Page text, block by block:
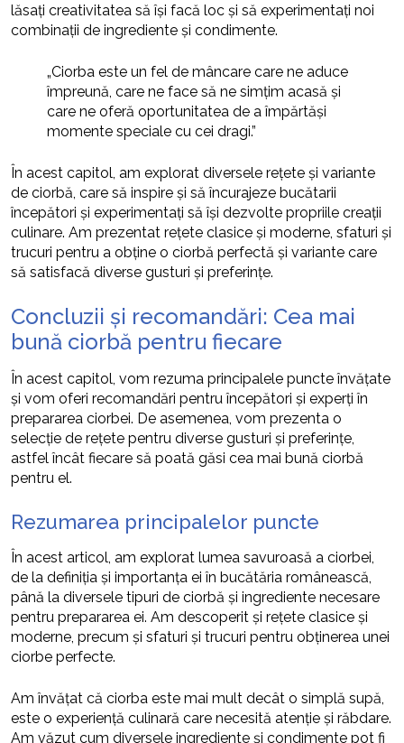
lăsați creativitatea să își facă loc și să experimentați noi
combinații de ingrediente și condimente.
„Ciorba este un fel de mâncare care ne aduce
împreună, care ne face să ne simțim acasă și
care ne oferă oportunitatea de a împărtăși
momente speciale cu cei dragi.”
În acest capitol, am explorat diversele rețete și variante
de ciorbă, care să inspire și să încurajeze bucătarii
începători și experimentați să își dezvolte propriile creații
culinare. Am prezentat rețete clasice și moderne, sfaturi și
trucuri pentru a obține o ciorbă perfectă și variante care
să satisfacă diverse gusturi și preferințe.
Concluzii și recomandări: Cea mai
bună ciorbă pentru fiecare
În acest capitol, vom rezuma principalele puncte învățate
și vom oferi recomandări pentru începători și experți în
prepararea ciorbei. De asemenea, vom prezenta o
selecție de rețete pentru diverse gusturi și preferințe,
astfel încât fiecare să poată găsi cea mai bună ciorbă
pentru el.
Rezumarea principalelor puncte
În acest articol, am explorat lumea savuroasă a ciorbei,
de la definiția și importanța ei în bucătăria românească,
până la diversele tipuri de ciorbă și ingrediente necesare
pentru prepararea ei. Am descoperit și rețete clasice și
moderne, precum și sfaturi și trucuri pentru obținerea unei
ciorbe perfecte.
Am învățat că ciorba este mai mult decât o simplă supă,
este o experiență culinară care necesită atenție și răbdare.
Am văzut cum diversele ingrediente și condimente pot fi